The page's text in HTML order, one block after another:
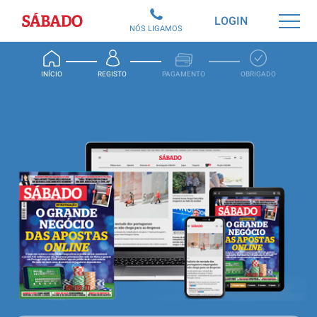
Sábado
INÍCIO REGISTO PAGAMENTO OBRIGADO
LOGIN
NÓS LIGAMOS